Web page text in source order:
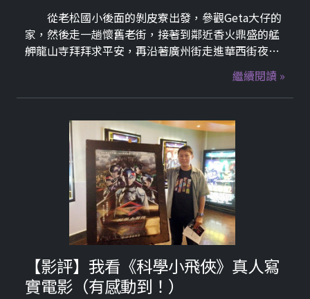
從老松國小後面的剝皮寮出發，參觀Geta大仔的
家，然後走一趟懷舊老街，接著到鄰近香火鼎盛的艋
舺龍山寺拜拜求平安，再沿著廣州街走進華西街夜
市，參觀亞洲毒蛇研究所（文謙的巢穴）、重溫一遍
蚊子買「兩喜號」魷魚羹之後狂奔的路線，繼續閱讀 »
【影評】我看《科學小飛俠》真人寫
實電影（有感動到！）